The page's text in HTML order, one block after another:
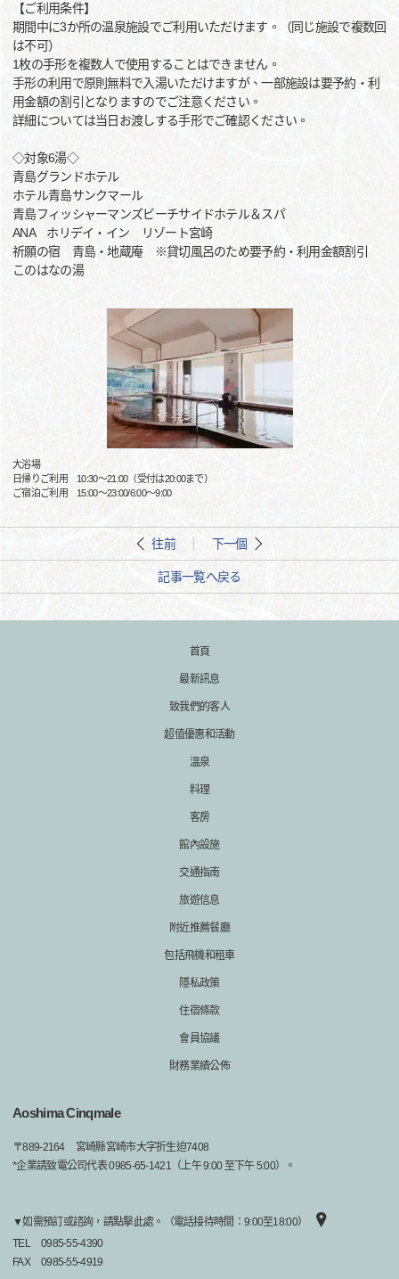
【ご利用条件】
期間中に3か所の温泉施設でご利用いただけます。（同じ施設で複数回
は不可）
1枚の手形を複数人で使用することはできません。
手形の利用で原則無料で入湯いただけますが、一部施設は要予約・利
用金額の割引となりますのでご注意ください。
詳細については当日お渡しする手形でご確認ください。
◇対象6湯◇
青島グランドホテル
ホテル青島サンクマール
青島フィッシャーマンズビーチサイドホテル＆スパ
ANA ホリデイ・イン リゾート宮崎
祈願の宿 青島・地蔵庵 ※貸切風呂のため要予約・利用金額割引
このはなの湯
大浴場
日帰りご利用 10:30～21:00（受付は20:00まで）
ご宿泊ご利用 15:00～23:00/6:00～9:00
往前 下一個
記事一覧へ戻る
首頁
最新訊息
致我們的客人
超值優惠和活動
溫泉
料理
客房
館內設施
交通指南
旅遊信息
附近推薦餐廳
包括飛機和租車
隱私政策
住宿條款
會員協議
財務業績公佈
Aoshima Cinqmale
〒889-2164
宮崎縣宮崎市大字折生迫7408
*企業請致電公司代表 0985-65-1421（上午 9:00 至下午 5:00）。
▼如需預訂或諮詢，請點擊此處。（電話接待時間：9:00至18:00）
TEL
0985-55-4390
FAX
0985-55-4919